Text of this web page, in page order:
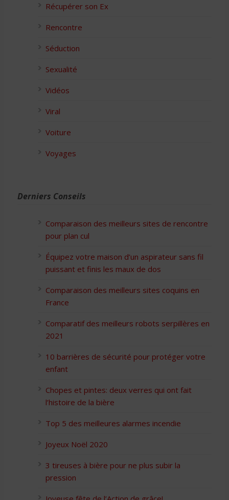
Récupérer son Ex
Rencontre
Séduction
Sexualité
Vidéos
Viral
Voiture
Voyages
Derniers Conseils
Comparaison des meilleurs sites de rencontre
pour plan cul
Équipez votre maison d’un aspirateur sans fil
puissant et finis les maux de dos
Comparaison des meilleurs sites coquins en
France
Comparatif des meilleurs robots serpillères en
2021
10 barrières de sécurité pour protéger votre
enfant
Chopes et pintes: deux verres qui ont fait
l’histoire de la bière
Top 5 des meilleures alarmes incendie
Joyeux Noël 2020
3 tireuses à bière pour ne plus subir la
pression